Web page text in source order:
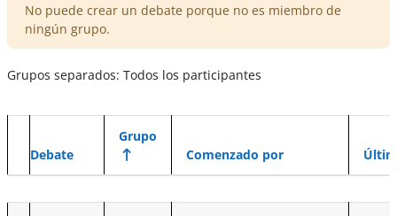
No puede crear un debate porque no es miembro de
ningún grupo.
Grupos separados: Todos los participantes
Estado
Debate
Grupo
Comenzado por